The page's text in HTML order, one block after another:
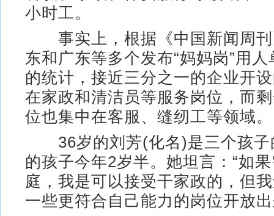
小时工。
事实上，根据《中国新闻周刊
东和广东等多个发布“妈妈岗”用
的统计，接近三分之一的企业开
在家政和清洁员等服务岗位，而
位也集中在客服、缝纫工等领域。
36岁的刘芳(化名)是三个孩子
的孩子今年2岁半。她坦言：“如
庭，我是可以接受干家政的，但
一些更符合自己能力的岗位开放